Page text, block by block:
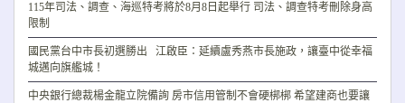
115年司法、調查、海巡特考將於8月8日起舉行 司法、調查特考刪除身高
限制
國民黨台中市長初選勝出 江啟臣：延續盧秀燕市長施政，讓臺中從幸福
城邁向旗艦城！
中央銀行總裁楊金龍立院備詢 房市信用管制不會硬梆梆 希望建商也要讓